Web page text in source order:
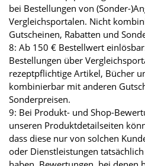
bei Bestellungen von (Sonder-
Vergleichsportalen. Nicht
Gutscheinen, Rabatten und
8: Ab 150 € Bestellwert
Bestellungen über
rezeptpflichtige Artikel, Bücher
kombinierbar mit anderen
Sonderpreisen.
9: Bei Produkt- und Shop-
unseren Produktdetailseiten
dass diese nur von solchen
oder Dienstleistungen